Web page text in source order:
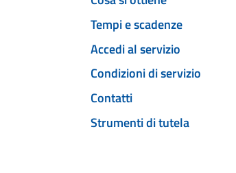
Tempi e scadenze
Accedi al servizio
Condizioni di servizio
Contatti
Strumenti di tutela